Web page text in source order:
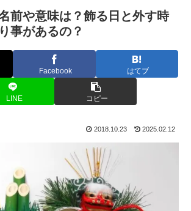
前や意味は？飾る日と外す時
事があるの？
Facebook はてブ
LINE コピー
2018.10.23 2025.02.12